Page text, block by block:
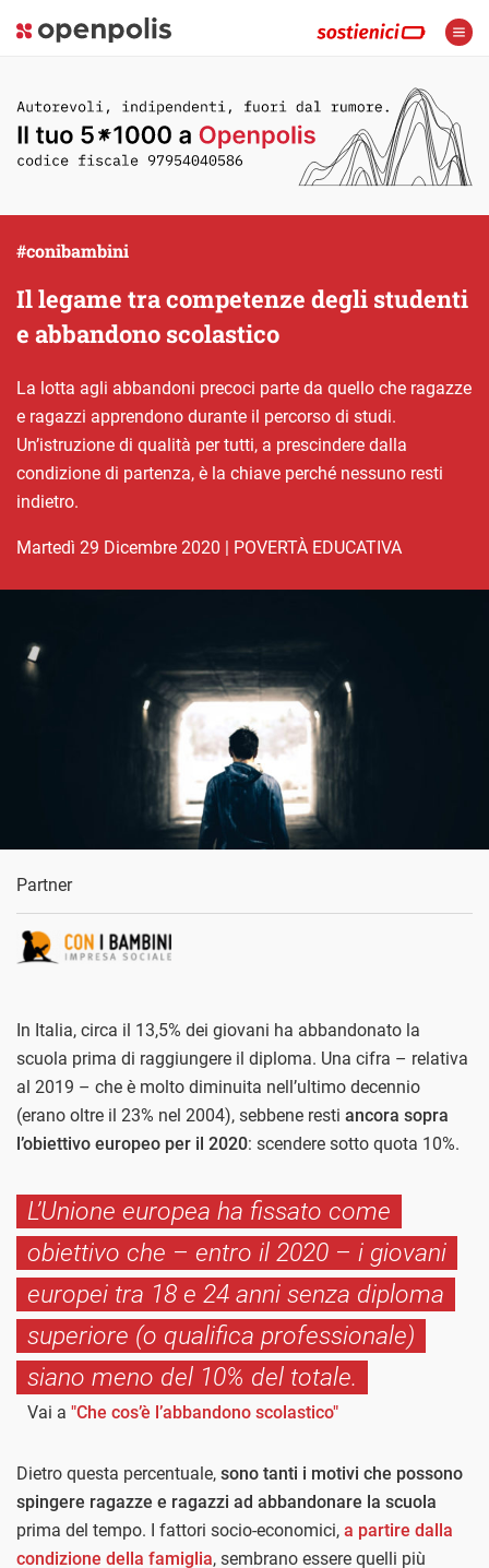
Il legame tra competenze degli studenti
e abbandono scolastico
#conibambini
La lotta agli abbandoni precoci parte da quello che ragazze
e ragazzi apprendono durante il percorso di studi.
Un’istruzione di qualità per tutti, a prescindere dalla
condizione di partenza, è la chiave perché nessuno resti
indietro.
martedì 29 Dicembre 2020 | POVERTÀ EDUCATIVA
Partner
In Italia, circa il 13,5% dei giovani ha abbandonato la
scuola prima di raggiungere il diploma. Una cifra – relativa
al 2019 – che è molto diminuita nell’ultimo decennio
(erano oltre il 23% nel 2004), sebbene resti ancora sopra
l’obiettivo europeo per il 2020: scendere sotto quota 10%.
L’Unione europea ha fissato come
obiettivo che – entro il 2020 – i giovani
europei tra 18 e 24 anni senza diploma
superiore (o qualifica professionale)
siano meno del 10% del totale.
Vai a "Che cos’è l’abbandono scolastico"
Dietro questa percentuale, sono tanti i motivi che possono
spingere ragazze e ragazzi ad abbandonare la scuola
prima del tempo. I fattori socio-economici, a partire dalla
condizione della famiglia, sembrano essere quelli più